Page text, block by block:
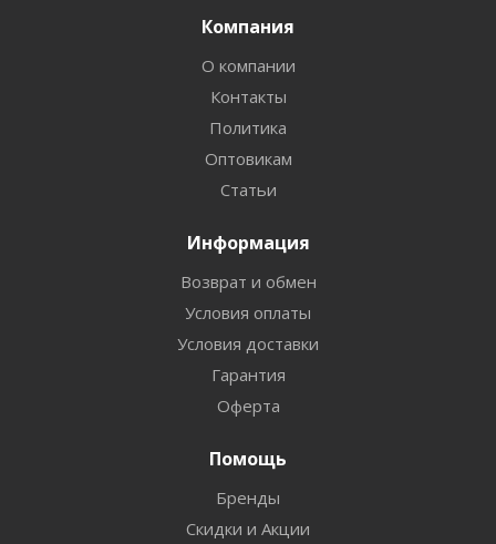
Компания
О компании
Контакты
Политика
Оптовикам
Статьи
Информация
Возврат и обмен
Условия оплаты
Условия доставки
Гарантия
Оферта
Помощь
Бренды
Скидки и Акции